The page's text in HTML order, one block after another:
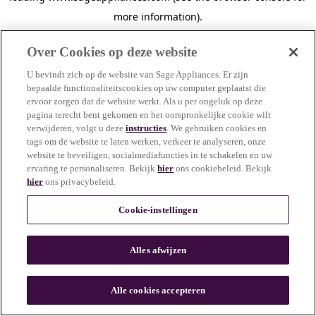
more information).
n
Over Cookies op deze website
U bevindt zich op de website van Sage Appliances. Er zijn
bepaalde functionaliteitscookies op uw computer geplaatst die
ervoor zorgen dat de website werkt. Als u per ongeluk op deze
pagina terecht bent gekomen en het oorspronkelijke cookie wilt
verwijderen, volgt u dezeinstructies. We gebruiken cookies en
tags om de website te laten werken, verkeer te analyseren, onze
website te beveiligen, socialmediafuncties in te schakelen en uw
ervaring te personaliseren. Bekijkhier ons cookiebeleid. Bekijk
hier ons privacybeleid.
Cookie-instellingen
Alles afwijzen
Alle cookies accepteren